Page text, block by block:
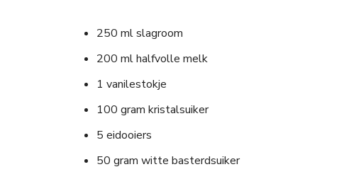
250 ml slagroom
200 ml halfvolle melk
1 vanilestokje
100 gram kristalsuiker
5 eidooiers
50 gram witte basterdsuiker